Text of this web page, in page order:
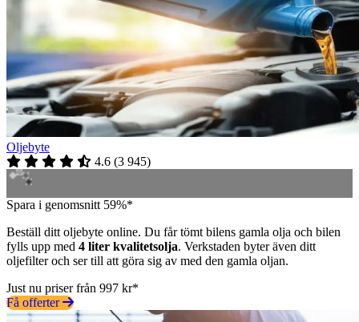
Oljebyte
4.6 (3 945)
Spara i genomsnitt 59%*
Beställ ditt oljebyte online. Du får tömt bilens gamla olja och bilen
fylls upp med 4 liter kvalitetsolja. Verkstaden byter även ditt
oljefilter och ser till att göra sig av med den gamla oljan.
Just nu priser från 997 kr*
Få offerter